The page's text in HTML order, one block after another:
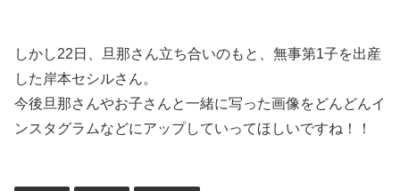
しかし22日、旦那さん立ち合いのもと、無事第1子を出産
した岸本セシルさん。
今後旦那さんやお子さんと一緒に写った画像をどんどんイ
ンスタグラムなどにアップしていってほしいですね！！